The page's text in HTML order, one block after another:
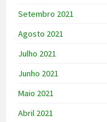
Setembro 2021
Agosto 2021
Julho 2021
Junho 2021
Maio 2021
Abril 2021